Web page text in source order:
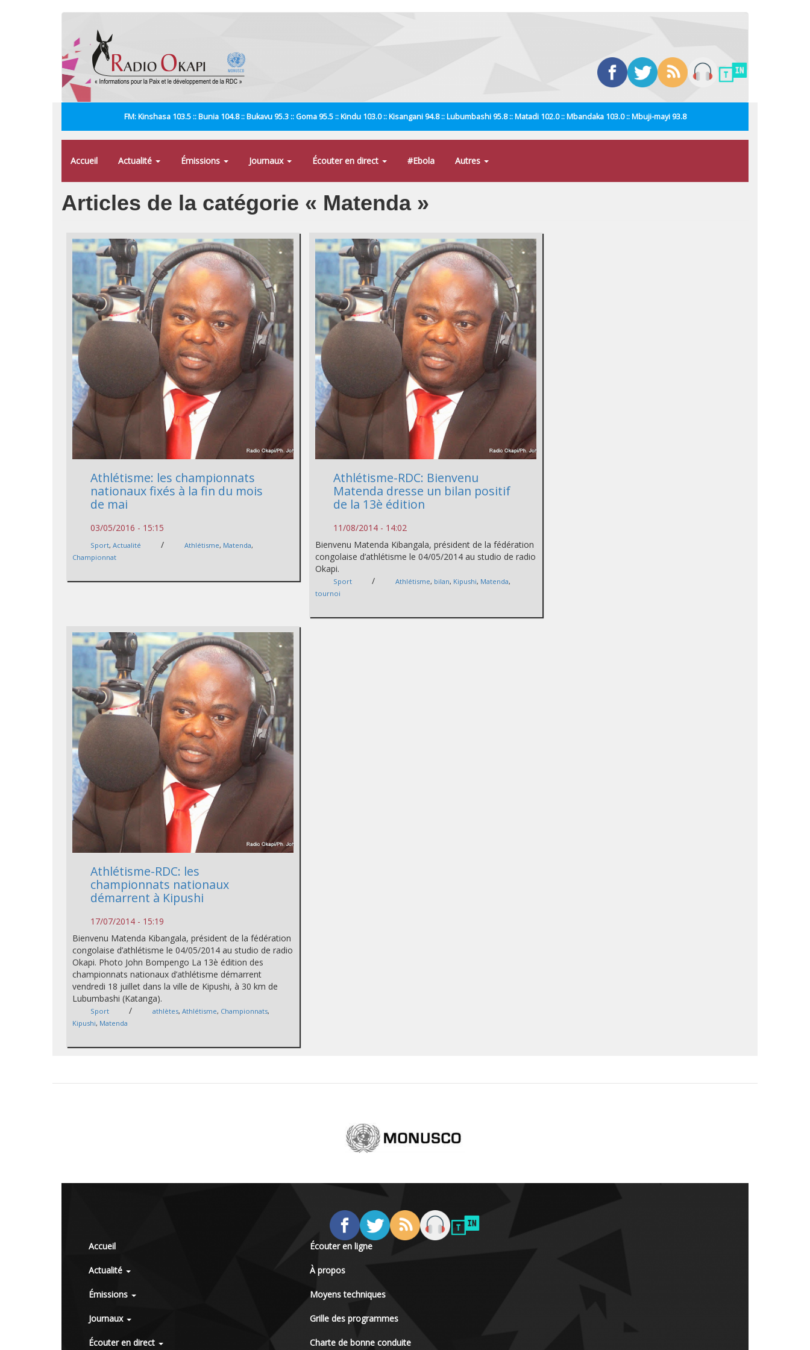
FM: Kinshasa 103.5 :: Bunia 104.8 :: Bukavu 95.3 :: Goma 95.5 :: Kindu 103.0 :: Kisangani 94.8 :: Lubumbashi 95.8 :: Matadi 102.0 :: Mbandaka 103.0 :: Mbuji-mayi 93.8
Accueil Actualité Émissions Journaux Écouter en direct #Ebola Autres
Articles de la catégorie « Matenda »
Athlétisme: les championnats
nationaux fixés à la fin du mois
de mai
03/05/2016 - 15:15
Sport,Actualité / Athlétisme, Matenda,
Championnat
Athlétisme-RDC: Bienvenu
Matenda dresse un bilan positif
de la 13è édition
11/08/2014 - 14:02
Bienvenu Matenda Kibangala, président de la fédération
congolaise d’athlétisme le 04/05/2014 au studio de radio
Okapi.
Sport / Athlétisme, bilan, Kipushi, Matenda,
tournoi
Athlétisme-RDC: les
championnats nationaux
démarrent à Kipushi
17/07/2014 - 15:19
Bienvenu Matenda Kibangala, président de la fédération
congolaise d’athlétisme le 04/05/2014 au studio de radio
Okapi. Photo John Bompengo La 13è édition des
championnats nationaux d’athlétisme démarrent
vendredi 18 juillet dans la ville de Kipushi, à 30 km de
Lubumbashi (Katanga).
Sport / athlètes,Athlétisme, Championnats,
Kipushi, Matenda
Accueil
Actualité
Émissions
Journaux
Écouter en direct
Écouter en ligne
À propos
Moyens techniques
Grille des programmes
Charte de bonne conduite